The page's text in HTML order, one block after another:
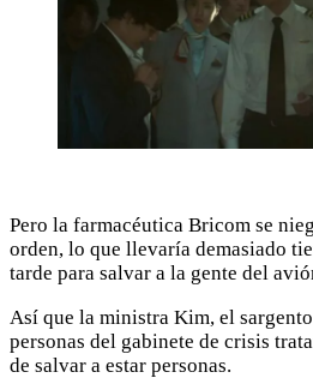
Pero la farmacéutica Bricom se
orden, lo que llevaría demasiado
tarde para salvar a la gente del
Así que la ministra Kim, el
personas del gabinete de crisis
de salvar a estar personas.